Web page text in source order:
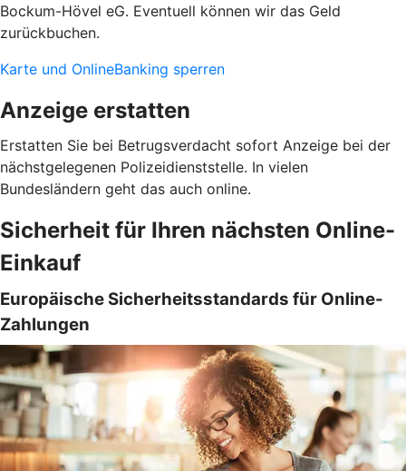
Bockum-Hövel eG. Eventuell können wir das Geld
zurückbuchen.
Karte und OnlineBanking sperren
Anzeige erstatten
Erstatten Sie bei Betrugsverdacht sofort Anzeige bei der
nächstgelegenen Polizeidienststelle. In vielen
Bundesländern geht das auch online.
Sicherheit für Ihren nächsten Online-
Einkauf
Europäische Sicherheitsstandards für Online-
Zahlungen